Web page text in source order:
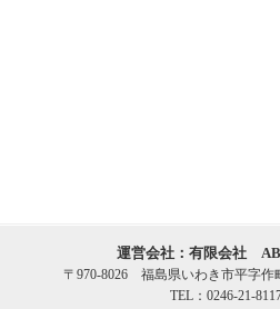
運営会社：有限会社
〒970-8026 福島県いわき市平字作
TEL：0246-21-